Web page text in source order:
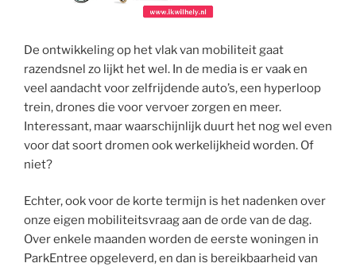
De ontwikkeling op het vlak van mobiliteit gaat
razendsnel zo lijkt het wel. In de media is er vaak en
veel aandacht voor zelfrijdende auto’s, een hyperloop
trein, drones die voor vervoer zorgen en meer.
Interessant, maar waarschijnlijk duurt het nog wel even
voor dat soort dromen ook werkelijkheid worden. Of
niet?
Echter, ook voor de korte termijn is het nadenken over
onze eigen mobiliteitsvraag aan de orde van de dag.
Over enkele maanden worden de eerste woningen in
ParkEntree opgeleverd, en dan is bereikbaarheid van